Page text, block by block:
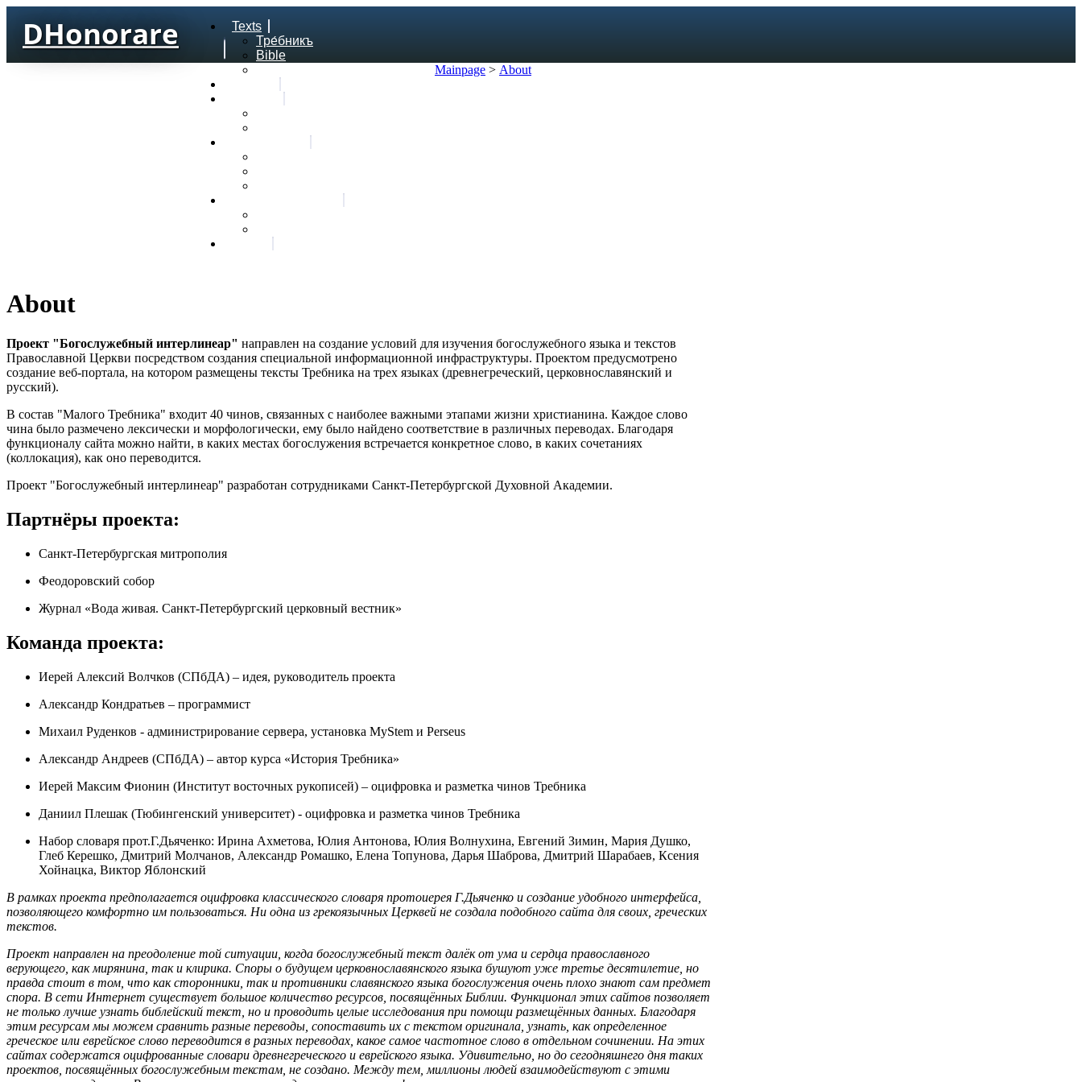
DHonorare
Texts
Тре́бникъ
Bible
Mainpage > About
About
Проект "Богослужебный интерлинеар" направлен на создание условий для изучения богослужебного языка и текстов
Православной Церкви посредством создания специальной информационной инфраструктуры. Проектом предусмотрено
создание веб-портала, на котором размещены тексты Требника на трех языках (древнегреческий, церковнославянский и
русский).
В состав "Малого Требника" входит 40 чинов, связанных с наиболее важными этапами жизни христианина. Каждое слово
чина было размечено лексически и морфологически, ему было найдено соответствие в различных переводах. Благодаря
функционалу сайта можно найти, в каких местах богослужения встречается конкретное слово, в каких сочетаниях
(коллокация), как оно переводится.
Проект "Богослужебный интерлинеар" разработан сотрудниками Санкт-Петербургской Духовной Академии.
Партнёры проекта:
Санкт-Петербургская митрополия
Феодоровский собор
Журнал «Вода живая. Санкт-Петербургский церковный вестник»
Команда проекта:
Иерей Алексий Волчков (СПбДА) – идея, руководитель проекта
Александр Кондратьев – программист
Михаил Руденков - администрирование сервера, установка MyStem и Perseus
Александр Андреев (СПбДА) – автор курса «История Требника»
Иерей Максим Фионин (Институт восточных рукописей) – оцифровка и разметка чинов Требника
Даниил Плешак (Тюбингенский университет) - оцифровка и разметка чинов Требника
Набор словаря прот.Г.Дьяченко: Ирина Ахметова, Юлия Антонова, Юлия Волнухина, Евгений Зимин, Мария Душко,
Глеб Керешко, Дмитрий Молчанов, Александр Ромашко, Елена Топунова, Дарья Шаброва, Дмитрий Шарабаев, Ксения
Хойнацка, Виктор Яблонский
В рамках проекта предполагается оцифровка классического словаря протоиерея Г.Дьяченко и создание удобного интерфейса,
позволяющего комфортно им пользоваться. Ни одна из грекоязычных Церквей не создала подобного сайта для своих, греческих
текстов.
Проект направлен на преодоление той ситуации, когда богослужебный текст далёк от ума и сердца православного
верующего, как мирянина, так и клирика. Споры о будущем церковнославянского языка бушуют уже третье десятилетие, но
правда стоит в том, что как сторонники, так и противники славянского языка богослужения очень плохо знают сам предмет
спора. В сети Интернет существует большое количество ресурсов, посвящённых Библии. Функционал этих сайтов позволяет
не только лучше узнать библейский текст, но и проводить целые исследования при помощи размещённых данных. Благодаря
этим ресурсам мы можем сравнить разные переводы, сопоставить их с текстом оригинала, узнать, как определенное
греческое или еврейское слово переводится в разных переводах, какое самое частотное слово в отдельном сочинении. На этих
сайтах содержатся оцифрованные словари древнегреческого и еврейского языка. Удивительно, но до сегодняшнего дня таких
проектов, посвящённых богослужебным текстам, не создано. Между тем, миллионы людей взаимодействуют с этими